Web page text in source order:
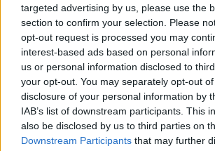
targeted advertising by us, please use the
section to confirm your selection. Please
opt-out request is processed you may
interest-based ads based on personal
us or personal information disclosed to
your opt-out. You may separately opt-out
disclosure of your personal information by
IAB’s list of downstream participants. This
also be disclosed by us to third parties on
Downstream Participants that may further